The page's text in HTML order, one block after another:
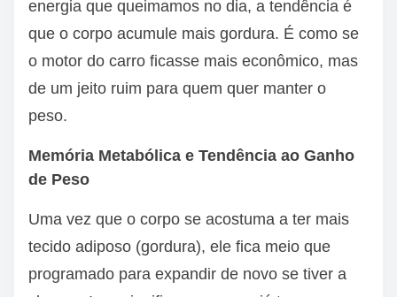
energia que queimamos no dia, a tendência é
que o corpo acumule mais gordura. É como se
o motor do carro ficasse mais econômico, mas
de um jeito ruim para quem quer manter o
peso.
Memória Metabólica e Tendência ao Ganho
de Peso
Uma vez que o corpo se acostuma a ter mais
tecido adiposo (gordura), ele fica meio que
programado para expandir de novo se tiver a